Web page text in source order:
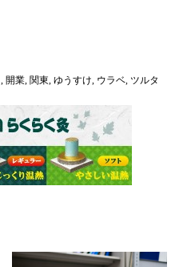
, 開業, 関東, ゆうすけ, ウラベ, ツルタ